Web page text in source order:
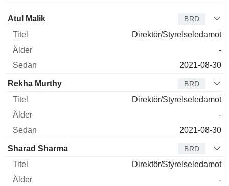
Styrelseledamot
Atul Malik BRD
Direktör/Styrelseledamot
-
2021-08-30
Rekha Murthy BRD
Direktör/Styrelseledamot
-
2021-08-30
Sharad Sharma BRD
Direktör/Styrelseledamot
-